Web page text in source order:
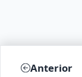
Anterior